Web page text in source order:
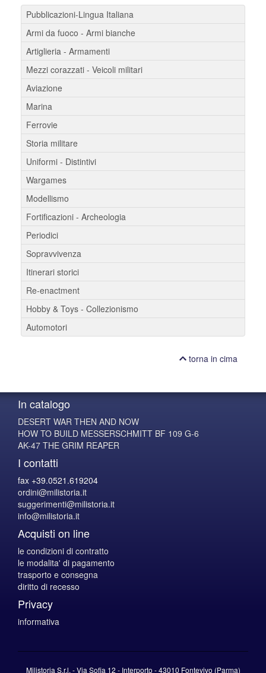
Pubblicazioni-Lingua Italiana
Armi da fuoco - Armi bianche
Artiglieria - Armamenti
Mezzi corazzati - Veicoli militari
Aviazione
Marina
Ferrovie
Storia militare
Uniformi - Distintivi
Wargames
Modellismo
Fortificazioni - Archeologia
Periodici
Sopravvivenza
Itinerari storici
Re-enactment
Hobby & Toys - Collezionismo
Automotori
torna in cima
In catalogo
DESERT WAR THEN AND NOW
HOW TO BUILD MESSERSCHMITT BF 109 G-6
AK-47 THE GRIM REAPER
I contatti
fax +39.0521.619204
ordini@milistoria.it
suggerimenti@milistoria.it
info@milistoria.it
Acquisti on line
le condizioni di contratto
le modalita' di pagamento
trasporto e consegna
diritto di recesso
Privacy
informativa
Milistoria S.r.l. - Via Sofia 12 - Interporto - 43010 Fontevivo (Parma)